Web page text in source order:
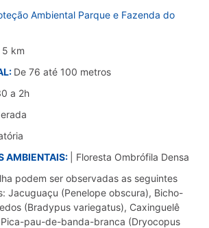
Ambiental Parque e Fazenda do
5 km
De 76 até 100 metros
a 2h
AMBIENTAIS:
| Floresta Ombrófila Densa
podem ser observadas as seguintes
Jacuguaçu (Penelope obscura), Bicho-
(Bradypus variegatus), Caxinguelê
pau-de-banda-branca (Dryocopus